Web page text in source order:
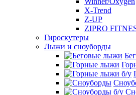
X-Trend
Z-UP
ZIPRO
Гироскутеры
Лыжи и сноуборды